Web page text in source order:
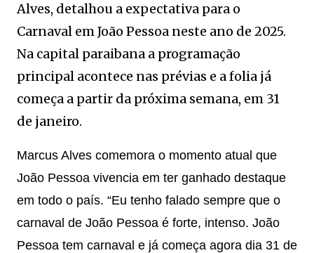
Alves, detalhou a expectativa para o
Carnaval em João Pessoa neste ano de 2025.
Na capital paraibana a programação
principal acontece nas prévias e a folia já
começa a partir da próxima semana, em 31
de janeiro.
Marcus Alves comemora o momento atual que
João Pessoa vivencia em ter ganhado destaque
em todo o país. “Eu tenho falado sempre que o
carnaval de João Pessoa é forte, intenso. João
Pessoa tem carnaval e já começa agora dia 31 de